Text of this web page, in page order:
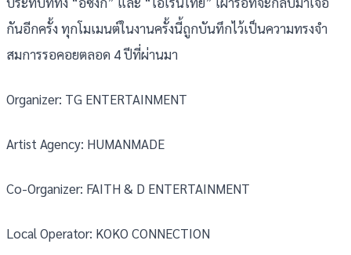
กันอีกครั้ง ทุกโมเมนต์ในงานครั้งนี้ถูกบันทึกไว้เป็นความทรงจำ
สมการรอคอยตลอด 4 ปีที่ผ่านมา
Organizer: TG ENTERTAINMENT
Artist Agency: HUMANMADE
Co-Organizer: FAITH & D ENTERTAINMENT
Local Operator: KOKO CONNECTION